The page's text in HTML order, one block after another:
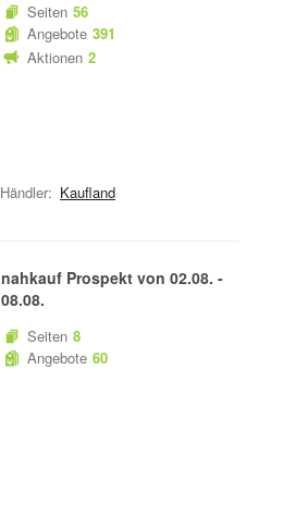
Seiten 56
Angebote 391
Aktionen 2
Händler: Kaufland
nahkauf Prospekt von 02.08. -
08.08.
Seiten 8
Angebote 60